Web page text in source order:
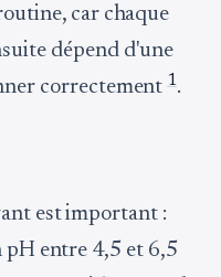
car chaque
dépend d'une
correctement1.
est important :
pH entre 4,5 et 6,5